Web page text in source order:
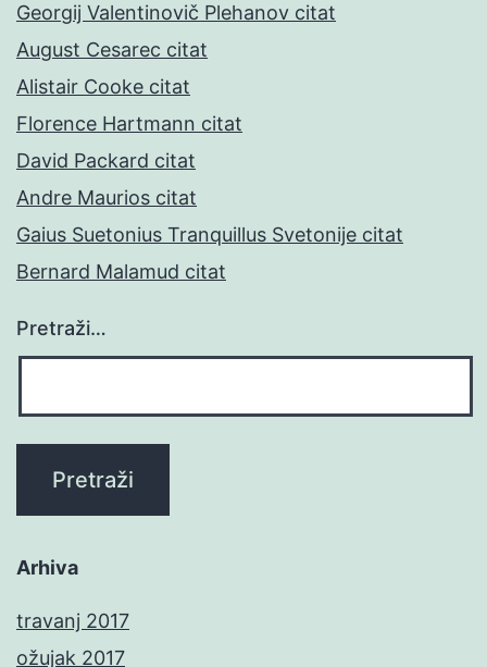
Georgij Valentinovič Plehanov citat
August Cesarec citat
Alistair Cooke citat
Florence Hartmann citat
David Packard citat
Andre Maurios citat
Gaius Suetonius Tranquillus Svetonije citat
Bernard Malamud citat
Pretraži…
Arhiva
travanj 2017
ožujak 2017